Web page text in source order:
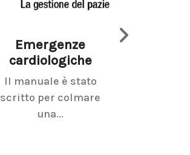
Emergenze
cardiologiche
Il manuale è stato
scritto per colmare
una...